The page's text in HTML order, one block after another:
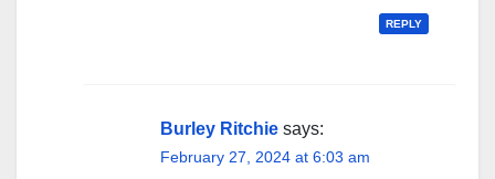
REPLY
Burley Ritchie says:
February 27, 2024 at 6:03 am